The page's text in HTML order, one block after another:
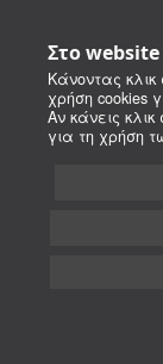
Στο
Κάνοντας κλικ
χρήση cookies
Αν κάνεις
για τη χρήση